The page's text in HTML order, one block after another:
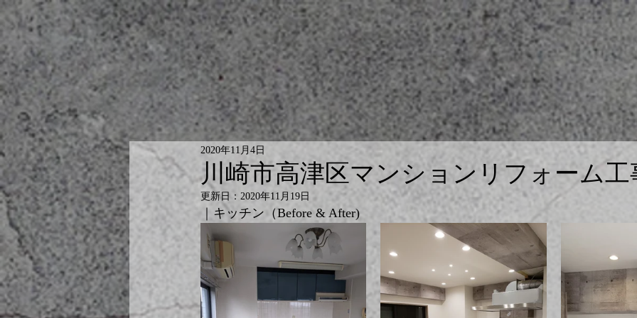
川崎市高津区マンションリフォーム工
2020年11月4日
更新日： 2020年11月19日
｜キッチン（Before & After)